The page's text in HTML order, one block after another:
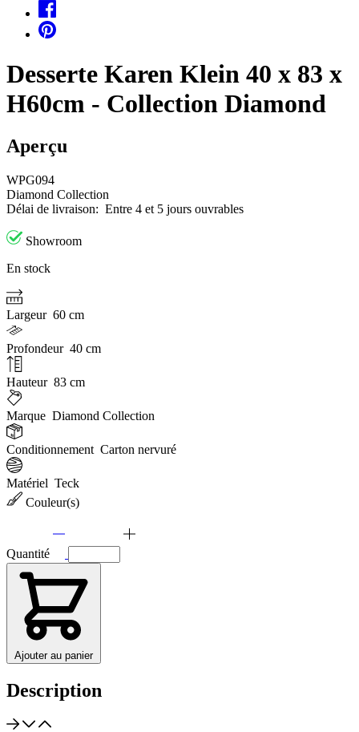
Desserte Karen Klein 40 x 83 x
H60cm - Collection Diamond
Aperçu
WPG094
Diamond Collection
Délai de livraison: Entre 4 et 5 jours ouvrables
Showroom
En stock
Largeur 60 cm
Profondeur 40 cm
Hauteur 83 cm
Marque Diamond Collection
Conditionnement Carton nervuré
Matériel Teck
Couleur(s)
Quantité
Ajouter au panier
Description